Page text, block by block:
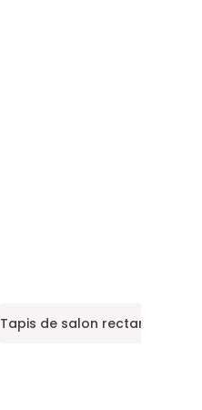
Tapis de salon rectangle